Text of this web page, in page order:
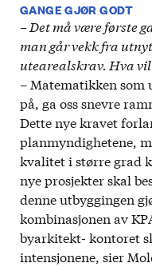
GANGE GJØR GODT
– Det må være første
man går vekk fra
utearealskrav. Hva
– Matematikken som
på, ga oss snevre
Dette nye kravet
planmyndighetene,
kvalitet i større grad
nye prosjekter skal
denne utbyggingen
kombinasjonen av
byarkitekt- kontoret
intensjonene, sier